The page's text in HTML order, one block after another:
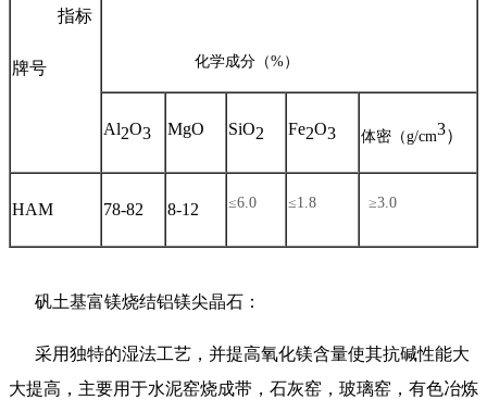
指标
牌号 化学成分（%）
Al2O3 MgO SiO2 Fe2O3 体密（g/cm3）
HAM 78-82 8-12 ≤6.0 ≤1.8 ≥3.0
矾土基富镁烧结铝镁尖晶石：
采用独特的湿法工艺，并提高氧化镁含量使其抗碱性能大
大提高，主要用于水泥窑烧成带，石灰窑，玻璃窑，有色冶炼